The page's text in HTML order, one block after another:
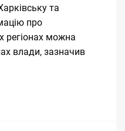
та
про
регіонах можна
влади, зазначив